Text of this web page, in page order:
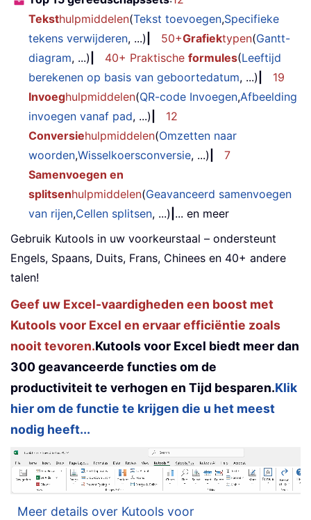
Teksthulpmiddelen(Tekst toevoegen,Specifieke
tekens verwijderen, ...) 50+Grafiektypen(Gantt-
diagram, ...) 40+ Praktische formules(Leeftijd
berekenen op basis van geboortedatum, ...)
19
Invoeghulpmiddelen(QR-code Invoegen,Afbeelding
invoegen vanaf pad, ...)
12
Conversiehulpmiddelen(Omzetten naar
woorden,Wisselkoersconversie, ...)
7
Samenvoegen en
splitsenhulpmiddelen(Geavanceerd samenvoegen
van rijen,Cellen splitsen, ...) ... en meer
Gebruik Kutools in uw voorkeurstaal – ondersteunt
Engels, Spaans, Duits, Frans, Chinees en 40+ andere
talen!
Geef uw Excel-vaardigheden een boost met
Kutools voor Excel en ervaar efficiëntie zoals
nooit tevoren.Kutools voor Excel biedt meer dan
300 geavanceerde functies om de
productiviteit te verhogen en Tijd besparen.Klik
hier om de functie te krijgen die u het meest
nodig heeft...
Meer details over Kutools voor